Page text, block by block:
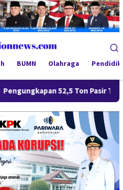
BUMN Olahraga
52,5 Ton Pasir Timah Ilegal